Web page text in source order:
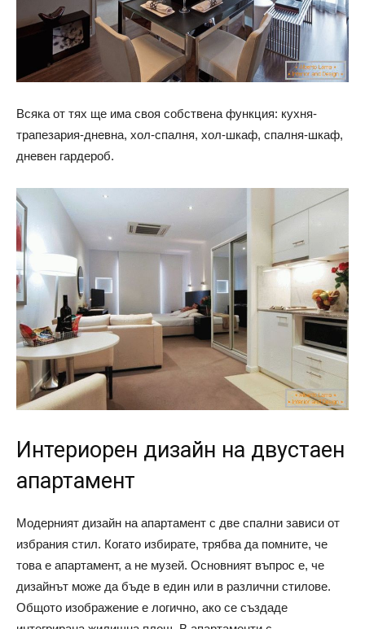
Всяка от тях ще има своя собствена функция: кухня-
трапезария-дневна, хол-спалня, хол-шкаф, спалня-шкаф,
дневен гардероб.
Интериорен дизайн на двустаен
апартамент
Модерният дизайн на апартамент с две спални зависи от
избрания стил. Когато избирате, трябва да помните, че
това е апартамент, а не музей. Основният въпрос е, че
дизайнът може да бъде в един или в различни стилове.
Общото изображение е логично, ако се създаде